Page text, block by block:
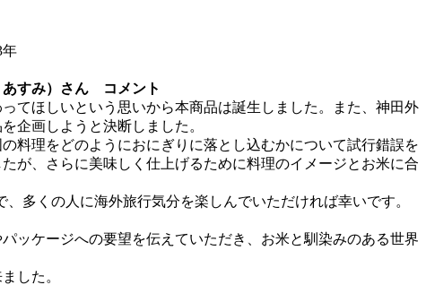
あすみ）さん コメント
てほしいという思いから本商品は誕生しました。また、神田外
企画しようと決断しました。
料理をどのようにおにぎりに落とし込むかについて試行錯誤を
が、さらに美味しく仕上げるために料理のイメージとお米に合
多くの人に海外旅行気分を楽しんでいただければ幸いです。
ッケージへの要望を伝えていただき、お米と馴染みのある世界
した。